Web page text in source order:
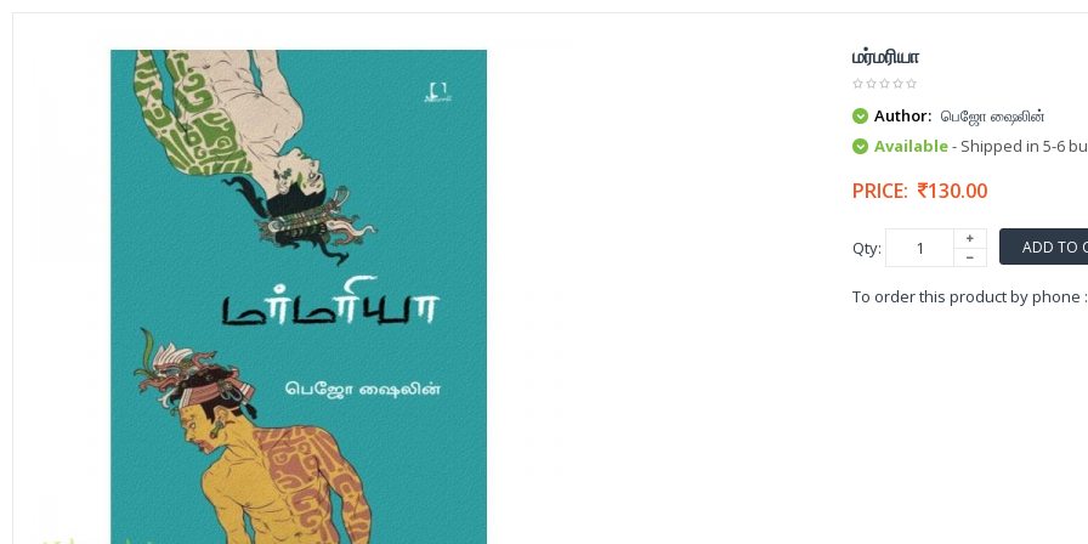
மர்மரியா
Author: பெஜோ ஷைலின்
Available- Shipped in 5-6
PRICE: 130.00
Qty: ADD TO
To order this product by phone